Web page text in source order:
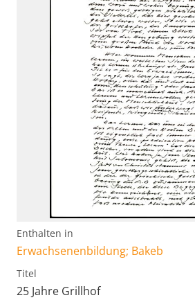
Enthalten in
Erwachsenenbildung; Bakeb
Titel
25 Jahre Grillhof